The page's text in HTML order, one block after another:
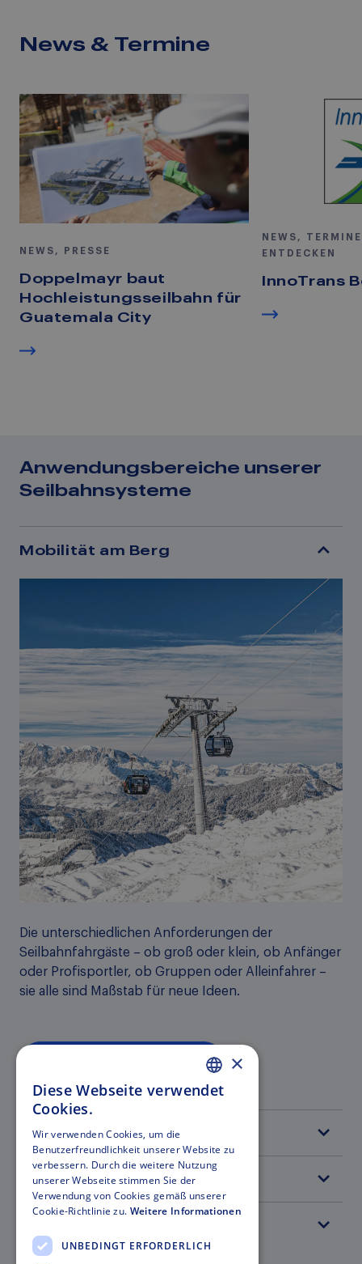
News & Termine
NEWS, PRESSE
Doppelmayr baut
Hochleistungsseilbahn für
Guatemala City
NEWS,
ENTDECKEN
InnoTrans
Anwendungsbereiche unserer
Seilbahnsysteme
Mobilität am Berg
Die unterschiedlichen Anforderungen der
Seilbahnfahrgäste – ob groß oder klein, ob Anfänger
oder Profisportler, ob Gruppen oder Alleinfahrer –
sie alle sind Maßstab für neue Ideen.
Urbane Mobilität
Point of Interest
GERMAN
×
Diese Webseite verwendet
Cookies.
Wir verwenden Cookies, um die
Benutzerfreundlichkeit unserer Website zu
verbessern. Durch die weitere Nutzung
unserer Webseite stimmen Sie der
Verwendung von Cookies gemäß unserer
Cookie-Richtlinie zu. Weitere Informationen
UNBEDINGT ERFORDERLICH